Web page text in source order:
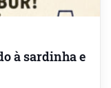
à sardinha e